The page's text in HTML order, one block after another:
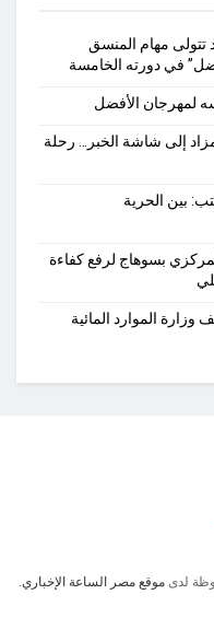
تتولى مهام المنسق
في دورته الخامسة
لمهرجان الأفضل
إلى شاشة الخبر… رحلة
بين الحرية
بسوهاج لرفع كفاءة
الموارد المائية
لدى موقع مصر الساعة الإخباري.